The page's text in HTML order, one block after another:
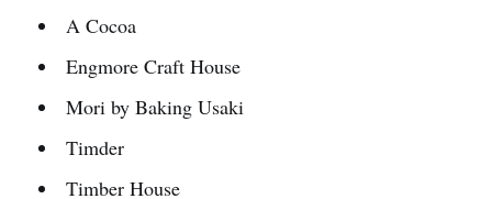
A Cocoa
Engmore Craft House
Mori by Baking Usaki
Timder
Timber House